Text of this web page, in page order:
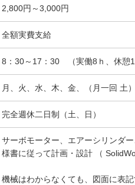
2,800円～3,000円
全額実費支給
8：30～17：30 （実働8ｈ、休憩1
月、火、水、木、金、（月一回 土）
完全週休二日制（土、日）
サーボモーター、エアーシリンダ
様書に従って計画・設計 （
機械はわからなくても、図面に表